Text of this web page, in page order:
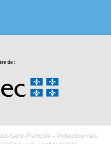
Saint-François – Protection des